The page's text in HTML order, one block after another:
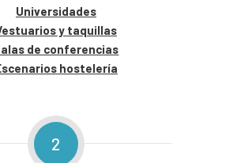
Universidades
y taquillas
de conferencias
hostelería
2